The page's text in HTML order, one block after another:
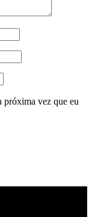
próxima vez que eu